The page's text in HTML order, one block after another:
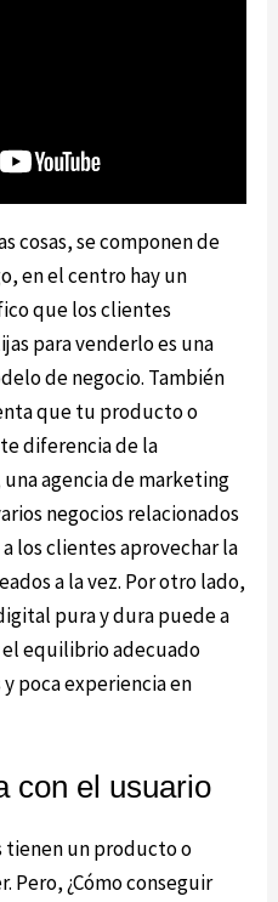
cosas, se componen de
en el centro hay un
que los clientes
para venderlo es una
de negocio. También
que tu producto o
diferencia de la
agencia de marketing
negocios relacionados
los clientes aprovechar la
a la vez. Por otro lado,
pura y dura puede a
equilibrio adecuado
poca experiencia en
con el usuario
tienen un producto o
Pero, ¿Cómo conseguir